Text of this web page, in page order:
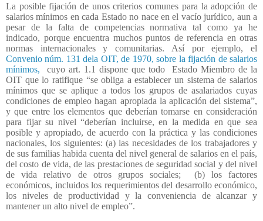
La posible fijación de unos criterios comunes para la adopción de
salarios mínimos en cada Estado no nace en el vacío jurídico, aun a
pesar de la falta de competencias normativa tal como ya he
indicado, porque encuentra muchos puntos de referencia en otras
normas internacionales y comunitarias. Así por ejemplo, el
Convenio núm. 131 dela OIT, de 1970, sobre la fijación de salarios
mínimos, cuyo art. 1.1 dispone que todo
Estado Miembro de la
OIT que lo ratifique “se obliga a establecer un sistema de salarios
mínimos que se aplique a todos los grupos de asalariados cuyas
condiciones de empleo hagan apropiada la aplicación del sistema”,
y que entre los elementos que deberían tomarse en consideración
para fijar su nivel “deberían incluirse, en la medida en que sea
posible y apropiado, de acuerdo con la práctica y las condiciones
nacionales, los siguientes: (a) las necesidades de los trabajadores y
de sus familias habida cuenta del nivel general de salarios en el país,
del costo de vida, de las prestaciones de seguridad social y del nivel
de vida relativo de otros grupos sociales;
(b) los factores
económicos, incluidos los requerimientos del desarrollo económico,
los niveles de productividad y la conveniencia de alcanzar y
mantener un alto nivel de empleo”.